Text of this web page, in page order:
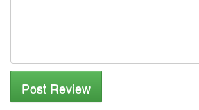
Post Review